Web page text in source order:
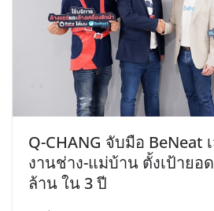
Q-CHANG จับมือ BeNeat
งานช่าง-แม่บ้าน ตั้งเป้ายอ
ล้าน ใน 3 ปี